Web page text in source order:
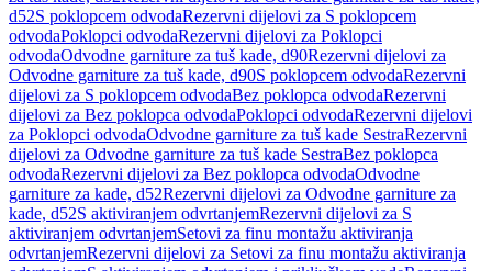
d52S poklopcem odvodaRezervni dijelovi za S poklopcem
odvodaPoklopci odvodaRezervni dijelovi za Poklopci
odvodaOdvodne garniture za tuš kade, d90Rezervni dijelovi za
Odvodne garniture za tuš kade, d90S poklopcem odvodaRezervni
dijelovi za S poklopcem odvodaBez poklopca odvodaRezervni
dijelovi za Bez poklopca odvodaPoklopci odvodaRezervni dijelovi
za Poklopci odvodaOdvodne garniture za tuš kade SestraRezervni
dijelovi za Odvodne garniture za tuš kade SestraBez poklopca
odvodaRezervni dijelovi za Bez poklopca odvodaOdvodne
garniture za kade, d52Rezervni dijelovi za Odvodne garniture za
kade, d52S aktiviranjem odvrtanjemRezervni dijelovi za S
aktiviranjem odvrtanjemSetovi za finu montažu aktiviranja
odvrtanjemRezervni dijelovi za Setovi za finu montažu aktiviranja